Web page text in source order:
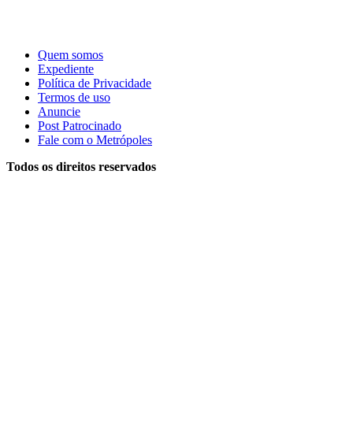
Quem somos
Expediente
Política de Privacidade
Termos de uso
Anuncie
Post Patrocinado
Fale com o Metrópoles
Todos os direitos reservados